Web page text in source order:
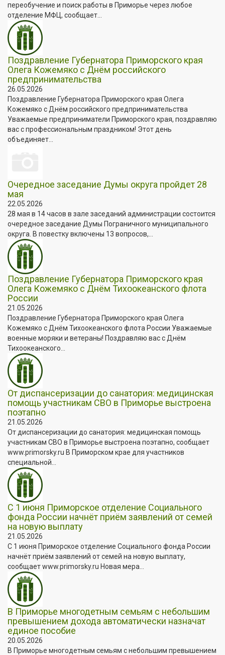
переобучение и поиск работы в Приморье через любое
отделение МФЦ, сообщает...
Поздравление Губернатора Приморского края
Олега Кожемяко с Днём российского
предпринимательства
26.05.2026
Поздравление Губернатора Приморского края Олега
Кожемяко с Днём российского предпринимательства
Уважаемые предприниматели Приморского края, поздравляю
вас с профессиональным праздником! Этот день
объединяет...
Очередное заседание Думы округа пройдет 28
мая
22.05.2026
28 мая в 14 часов в зале заседаний администрации состоится
очередное заседание Думы Пограничного муниципального
округа. В повестку включены 13 вопросов,...
Поздравление Губернатора Приморского края
Олега Кожемяко с Днём Тихоокеанского флота
России
21.05.2026
Поздравление Губернатора Приморского края Олега
Кожемяко с Днём Тихоокеанского флота России Уважаемые
военные моряки и ветераны! Поздравляю вас с Днём
Тихоокеанского...
От диспансеризации до санатория: медицинская
помощь участникам СВО в Приморье выстроена
поэтапно
21.05.2026
От диспансеризации до санатория: медицинская помощь
участникам СВО в Приморье выстроена поэтапно, сообщает
www.primorsky.ru В Приморском крае для участников
специальной...
С 1 июня Приморское отделение Социального
фонда России начнёт приём заявлений от семей
на новую выплату
21.05.2026
С 1 июня Приморское отделение Социального фонда России
начнёт приём заявлений от семей на новую выплату,
сообщает www.primorsky.ru Новая мера...
В Приморье многодетным семьям с небольшим
превышением дохода автоматически назначат
единое пособие
20.05.2026
В Приморье многодетным семьям с небольшим превышением